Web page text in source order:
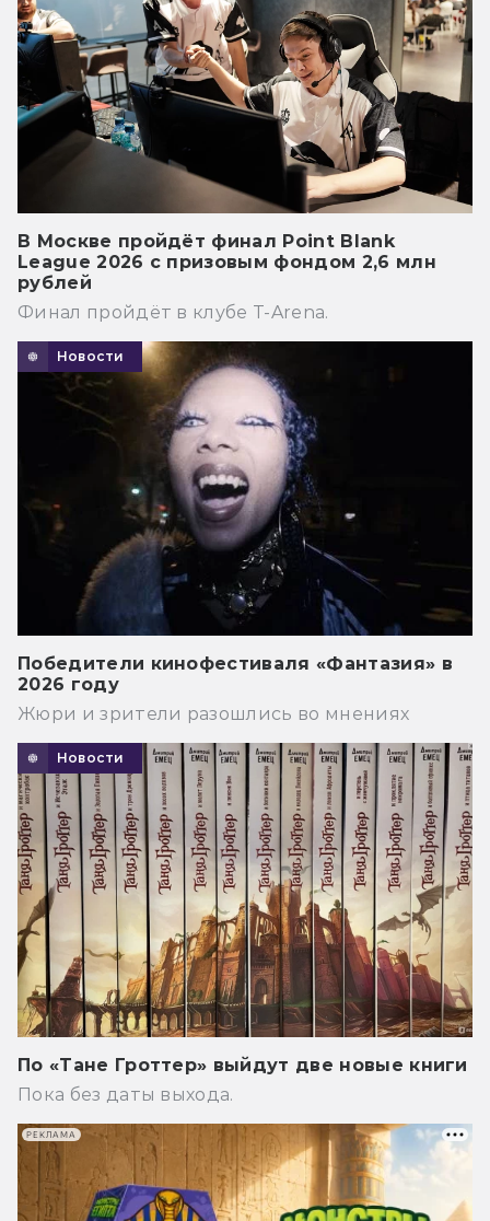
В Москве пройдёт финал Point Blank
League 2026 с призовым фондом 2,6 млн
рублей
Финал пройдёт в клубе T-Arena.
Новости
Победители кинофестиваля «Фантазия» в
2026 году
Жюри и зрители разошлись во мнениях
Новости
По «Тане Гроттер» выйдут две новые книги
Пока без даты выхода.
РЕКЛАМА